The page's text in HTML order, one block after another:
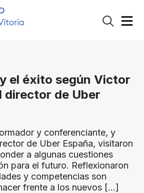
el éxito según Victor
director de Uber
y conferenciante, y
de Uber España, visitaron
a algunas cuestiones
para el futuro. Reflexionaron
y competencias son
frente a los nuevos […]